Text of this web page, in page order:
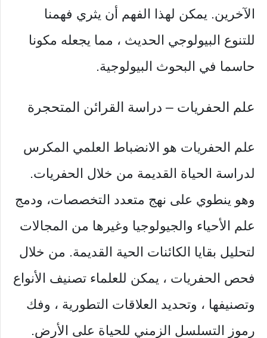
الآخرين. يمكن لهذا الفهم أن يثري فهمنا
للتنوع البيولوجي الحديث ، مما يجعله مكونا
حاسما في البحوث البيولوجية.
علم الحفريات – دراسة القرائن المتحجرة
علم الحفريات هو الانضباط العلمي المكرس
لدراسة الحياة القديمة من خلال الحفريات.
وهو ينطوي على نهج متعدد التخصصات، ودمج
علم الأحياء والجيولوجيا وغيرها من المجالات
لتحليل بقايا الكائنات الحية القديمة. من خلال
فحص الحفريات ، يمكن للعلماء تصنيف الأنواع
وتصنيفها ، وتحديد العلاقات التطورية ، وفك
رموز التسلسل الزمني للحياة على الأرض.